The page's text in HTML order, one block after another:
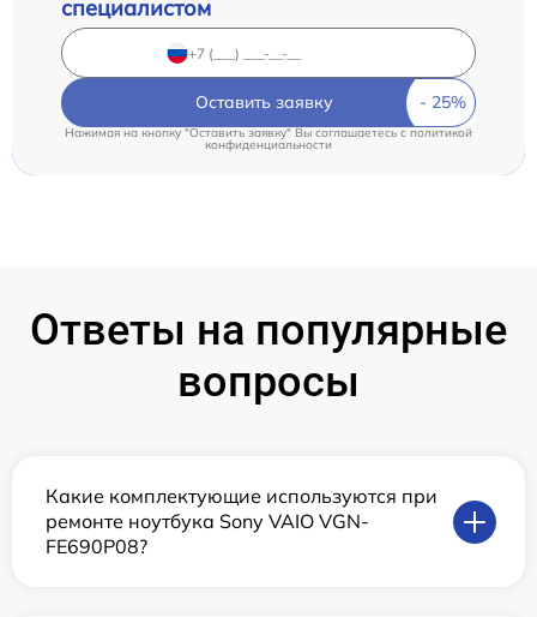
специалистом
Оставить заявку
Нажимая на кнопку "Оставить заявку" Вы соглашаетесь c политикой
конфиденциальности
Ответы на популярные
вопросы
Какие комплектующие используются при
ремонте ноутбука Sony VAIO VGN-
FE690P08?